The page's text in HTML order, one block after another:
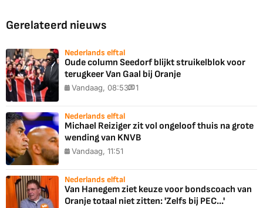
Gerelateerd nieuws
Nederlands elftal
Oude column Seedorf blijkt struikelblok voor
terugkeer Van Gaal bij Oranje
Vandaag, 08:53 1
Nederlands elftal
Michael Reiziger zit vol ongeloof thuis na grote
wending van KNVB
Vandaag, 11:51
Nederlands elftal
Van Hanegem ziet keuze voor bondscoach van
Oranje totaal niet zitten: 'Zelfs bij PEC...'